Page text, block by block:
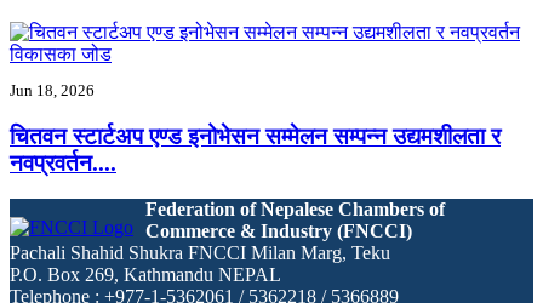
Jun 18, 2026
चितवन स्टार्टअप एण्ड इनोभेसन सम्मेलन सम्पन्न उद्यमशीलता र
नवप्रवर्तन....
Federation of Nepalese Chambers of
Commerce & Industry (FNCCI)
Pachali Shahid Shukra FNCCI Milan Marg, Teku
P.O. Box 269, Kathmandu NEPAL
Telephone : +977-1-5362061 / 5362218 / 5366889